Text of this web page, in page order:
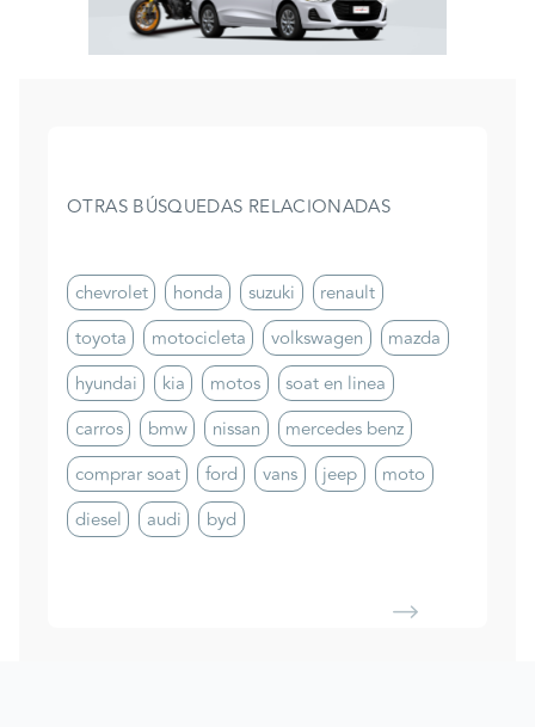
OTRAS BÚSQUEDAS RELACIONADAS
chevrolet honda suzuki
renault
toyota
motocicleta volkswagen
mazda
hyundai
kia motos
soat en linea
carros
bmw nissan
mercedes benz
comprar soat
ford vans jeep
moto
diesel
audi byd